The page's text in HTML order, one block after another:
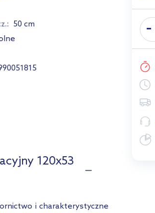
50 cm
120x53
i charakterystyczne